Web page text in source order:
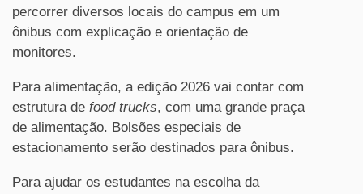
percorrer diversos locais do campus em um
ônibus com explicação e orientação de
monitores.
Para alimentação, a edição 2026 vai contar com
estrutura de food trucks, com uma grande praça
de alimentação. Bolsões especiais de
estacionamento serão destinados para ônibus.
Para ajudar os estudantes na escolha da